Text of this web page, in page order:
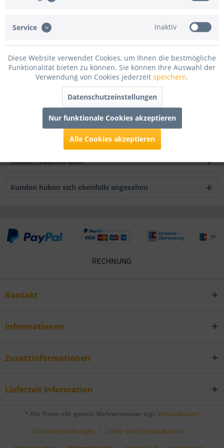
Beschreibung
1 Meter Bühnenmolton, 300 cm breit, ca. 300 g/m², Preis pro
Meter Flammenhemmend...mehr
Bewertungen
68
Bewertungen lesen, schreiben und diskutieren...
Infos zum Hersteller
Folgende Infos zum Hersteller sind verfübar......
Kunden kauften auch
Kunden haben sich ebenfalls angesehen
Kontakt
Informationen
Zusatzinformationen
Lieferzeit Information
* Alle Preise inkl. gesetzl. Mehrwertsteuer zzgl. Versandkosten
Cookie-Einstellungen
Liefer- und Versandkosten
Service Inaktiv
Diese Website verwendet Cookies, um Ihnen die bestmögliche
Funktionalität bieten zu können. Sie können Ihre Auswahl der
Verwendung von Cookies jederzeit speichern.
Datenschutzeinstellungen
Nur funktionale Cookies akzeptieren
Alle Cookies akzeptieren